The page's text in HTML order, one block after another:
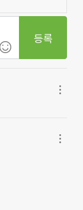
등록